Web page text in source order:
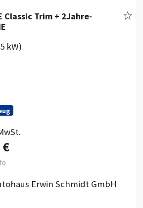
Classic Trim + 2Jahre-
kW)
Erwin Schmidt GmbH